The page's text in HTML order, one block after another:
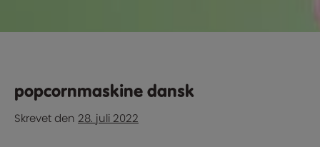
popcornmaskine dansk
Skrevet den 28. juli 2022